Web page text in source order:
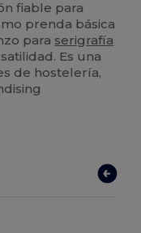
fiable para
prenda básica
para serigrafía
Es una
de hostelería,